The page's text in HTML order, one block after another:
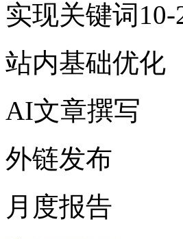
实现关键词
站内基础优化
AI文章撰写
外链发布
月度报告